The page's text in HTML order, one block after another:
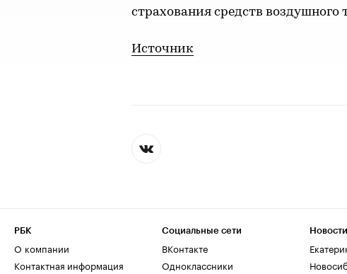
страхования средств воздушного
Источник
РБК
О компании
Контактная информация
Социальные сети
ВКонтакте
Одноклассники